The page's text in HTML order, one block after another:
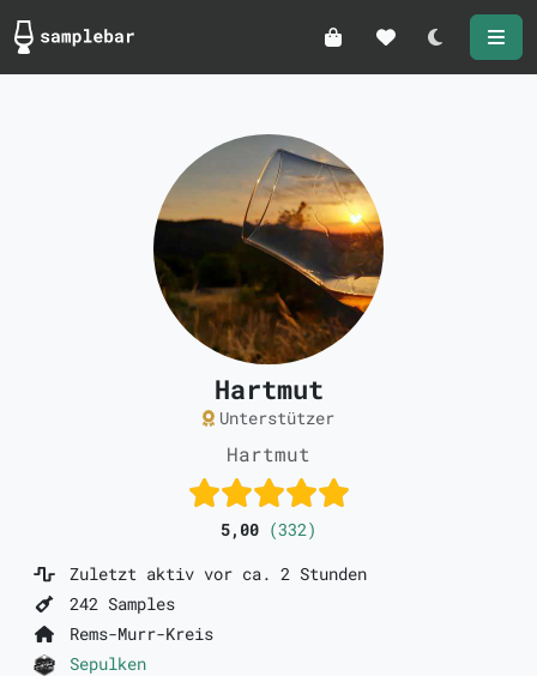
Darkmode
Hartmut
Unterstützer
Hartmut
5,00 (332)
Zuletzt aktiv vor ca. 2 Stunden
242 Samples
Rems-Murr-Kreis
Sepulken